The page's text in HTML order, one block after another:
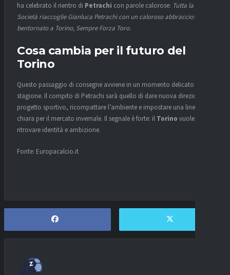
ha celebrato il rientro di Petrachi con parole calorose: Tutta la
Società riaccoglie Gianluca Petrachi con un caloroso abbraccio:
bentornato a Torino, Sempre Forza Toro.
Cosa cambia per il futuro del
Torino
Questo passaggio di consegne avviene in un momento delicato della
stagione. Il compito di Petrachi sarà quello di dare nuova direzione al
progetto sportivo, ricompattare l’ambiente e impostare una linea
chiara per il mercato invernale. Il segnale è forte: il Torino vuole
ritrovare identità e ambizione.
Fonte: Europacalcio.it